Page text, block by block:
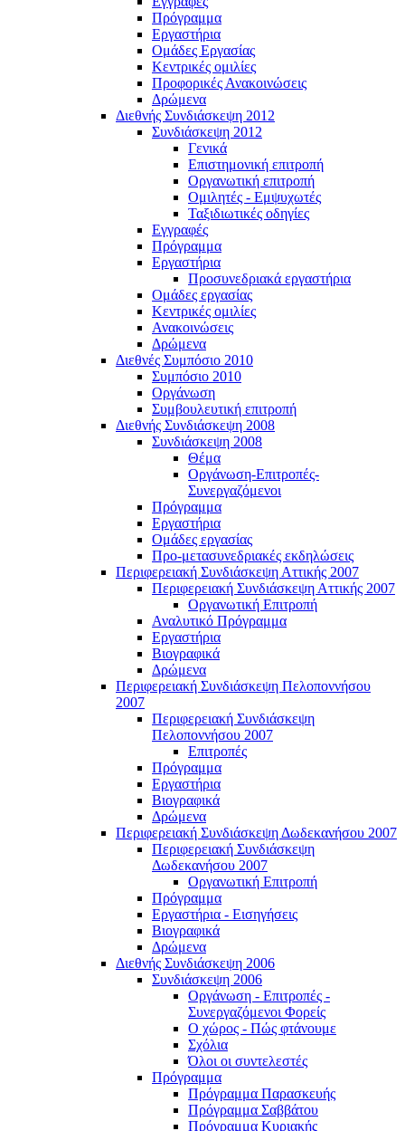
Πρόγραμμα
Εργαστήρια
Ομάδες Εργασίας
Κεντρικές ομιλίες
Προφορικές Ανακοινώσεις
Δρώμενα
Διεθνής Συνδιάσκεψη 2012
Συνδιάσκεψη 2012
Γενικά
Επιστημονική επιτροπή
Οργανωτική επιτροπή
Ομιλητές - Εμψυχωτές
Ταξιδιωτικές οδηγίες
Εγγραφές
Πρόγραμμα
Εργαστήρια
Προσυνεδριακά εργαστήρια
Ομάδες εργασίας
Κεντρικές ομιλίες
Ανακοινώσεις
Δρώμενα
Διεθνές Συμπόσιο 2010
Συμπόσιο 2010
Οργάνωση
Συμβουλευτική επιτροπή
Διεθνής Συνδιάσκεψη 2008
Συνδιάσκεψη 2008
Θέμα
Οργάνωση-Επιτροπές-
Συνεργαζόμενοι
Πρόγραμμα
Εργαστήρια
Ομάδες εργασίας
Προ-μετασυνεδριακές εκδηλώσεις
Περιφερειακή Συνδιάσκεψη Αττικής 2007
Περιφερειακή Συνδιάσκεψη Αττικής 2007
Οργανωτική Επιτροπή
Αναλυτικό Πρόγραμμα
Εργαστήρια
Βιογραφικά
Δρώμενα
Περιφερειακή Συνδιάσκεψη Πελοποννήσου
2007
Περιφερειακή Συνδιάσκεψη
Πελοποννήσου 2007
Επιτροπές
Πρόγραμμα
Εργαστήρια
Βιογραφικά
Δρώμενα
Περιφερειακή Συνδιάσκεψη Δωδεκανήσου 2007
Περιφερειακή Συνδιάσκεψη
Δωδεκανήσου 2007
Οργανωτική Επιτροπή
Πρόγραμμα
Εργαστήρια - Εισηγήσεις
Βιογραφικά
Δρώμενα
Διεθνής Συνδιάσκεψη 2006
Συνδιάσκεψη 2006
Οργάνωση - Επιτροπές -
Συνεργαζόμενοι Φορείς
Ο χώρος - Πώς φτάνουμε
Σχόλια
Όλοι οι συντελεστές
Πρόγραμμα
Πρόγραμμα Παρασκευής
Πρόγραμμα Σαββάτου
Πρόγραμμα Κυριακής